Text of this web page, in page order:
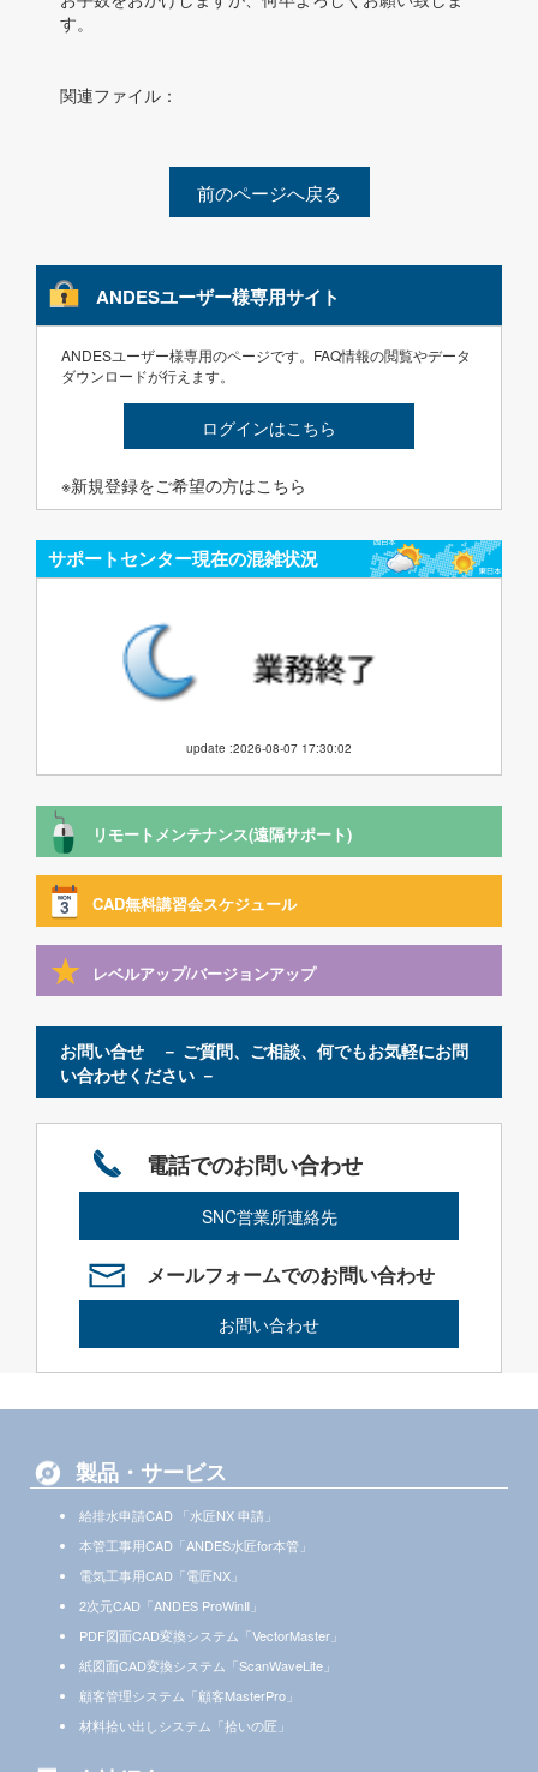
す。
関連ファイル：
前のページへ戻る
ANDESユーザー様専用サイト
ANDESユーザー様専用のページです。FAQ情報の閲覧やデータ
ダウンロードが行えます。
ログインはこちら
※新規登録をご希望の方はこちら
サポートセンター現在の混雑状況
update :2026-08-07 17:30:02
リモートメンテナンス(遠隔サポート)
CAD無料講習会スケジュール
レベルアップ/バージョンアップ
お問い合せ － ご質問、ご相談、何でもお気軽にお問
い合わせください －
電話でのお問い合わせ
SNC営業所連絡先
メールフォームでのお問い合わせ
お問い合わせ
製品・サービス
給排水申請CAD 「水匠NX 申請」
本管工事用CAD「ANDES水匠for本管」
電気工事用CAD「電匠NX」
2次元CAD「ANDES ProWinⅡ」
PDF図面CAD変換システム「VectorMaster」
紙図面CAD変換システム「ScanWaveLite」
顧客管理システム「顧客MasterPro」
材料拾い出しシステム「拾いの匠」